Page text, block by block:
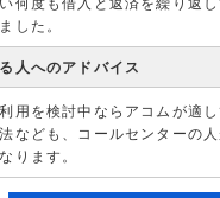
何度も借入と返済を繰り返
した。
人へのアドバイス
用を検討中ならアコムが適
なども、コールセンターの
ります。